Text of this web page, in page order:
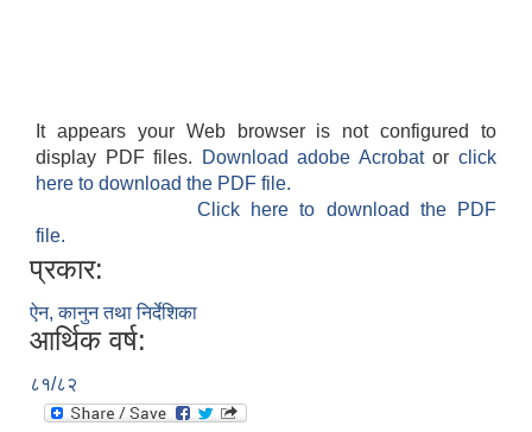
It appears your Web browser is not configured to
display PDF files.
Download adobe Acrobatorclick
here to download the PDF file.
Click here to download the PDF
file.
प्रकार:
ऐन, कानुन तथा निर्देशिका
आर्थिक वर्ष:
८१/८२